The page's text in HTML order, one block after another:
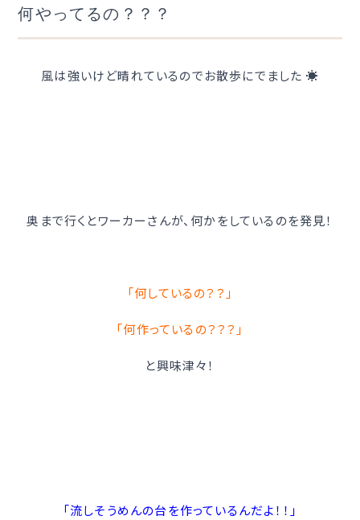
何やってるの？？？
風は強いけど晴れているのでお散歩にでました ☀
奥まで行くとワーカーさんが、何かをしているのを発見！
「何しているの？？」
「何作っているの？？？」
と興味津々！
「流しそうめんの台を作っているんだよ！！」